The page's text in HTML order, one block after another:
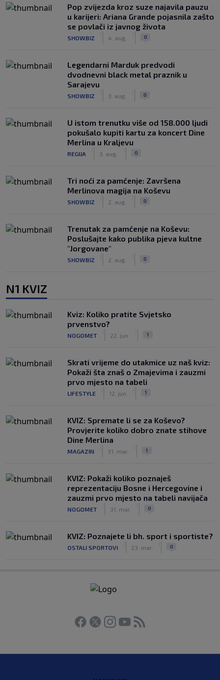
Pop zvijezda kroz suze najavila pauzu
u karijeri: Ariana Grande pojasnila zašto
se povlači iz javnog života
SHOWBIZ 4. aug. 0
Legendarni Marduk predvodi
dvodnevni black metal praznik u
Sarajevu
SHOWBIZ 3. aug. 0
U istom trenutku više od 158.000 ljudi
pokušalo kupiti kartu za koncert Dine
Merlina u Kraljevu
REGIJA 3. aug. 0
Tri noći za pamćenje: Završena
Merlinova magija na Koševu
SHOWBIZ 2. aug. 0
Trenutak za pamćenje na Koševu:
Poslušajte kako publika pjeva kultne
"Jorgovane"
SHOWBIZ 2. aug. 0
N1 KVIZ
Kviz: Koliko pratite Svjetsko
prvenstvo?
NOGOMET 22. jun. 1
Skrati vrijeme do utakmice uz naš kviz:
Pokaži šta znaš o Zmajevima i zauzmi
prvo mjesto na tabeli
LIFESTYLE 12. jun. 1
KVIZ: Spremate li se za Koševo?
Provjerite koliko dobro znate stihove
Dine Merlina
MAGAZIN 31. mar. 1
KVIZ: Pokaži koliko poznaješ
reprezentaciju Bosne i Hercegovine i
zauzmi prvo mjesto na tabeli navijača
NOGOMET 31. mar. 0
KVIZ: Poznajete li bh. sport i sportiste?
OSTALI SPORTOVI 23. mar. 0